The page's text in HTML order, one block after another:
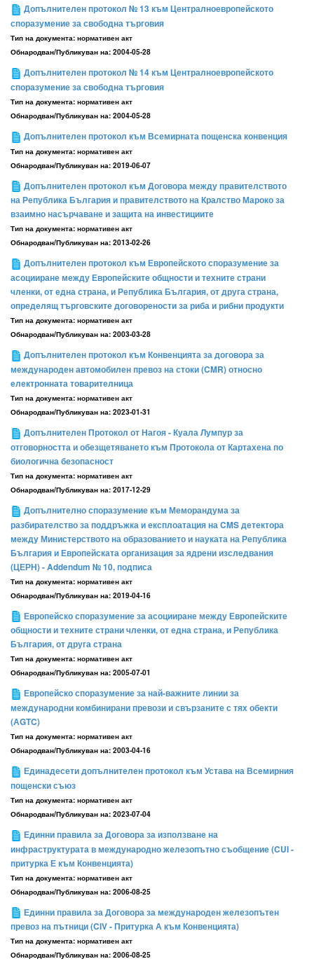
Допълнителен протокол № 13 към Централноевропейското
споразумение за свободна търговия
Тип на документа: нормативен акт
Обнародван/Публикуван на: 2004-05-28
Допълнителен протокол № 14 към Централноевропейското
споразумение за свободна търговия
Тип на документа: нормативен акт
Обнародван/Публикуван на: 2004-05-28
Допълнителен протокол към Всемирната пощенска конвенция
Тип на документа: нормативен акт
Обнародван/Публикуван на: 2019-06-07
Допълнителен протокол към Договора между правителството
на Република България и правителството на Кралство Мароко за
взаимно насърчаване и защита на инвестициите
Тип на документа: нормативен акт
Обнародван/Публикуван на: 2013-02-26
Допълнителен протокол към Европейското споразумение за
асоцииране между Европейските общности и техните страни
членки, от една страна, и Република България, от друга страна,
определящ търговските договорености за риба и рибни продукти
Тип на документа: нормативен акт
Обнародван/Публикуван на: 2003-03-28
Допълнителен протокол към Конвенцията за договора за
международен автомобилен превоз на стоки (CMR) относно
електронната товарителница
Тип на документа: нормативен акт
Обнародван/Публикуван на: 2023-01-31
Допълнителен Протокол от Нагоя - Куала Лумпур за
отговорността и обезщетяването към Протокола от Картахена по
биологична безопасност
Тип на документа: нормативен акт
Обнародван/Публикуван на: 2017-12-29
Допълнително споразумение към Меморандума за
разбирателство за поддръжка и експлоатация на CMS детектора
между Министерството на образованието и науката на Република
България и Европейската организация за ядрени изследвания
(ЦЕРН) - Addendum № 10, подписа
Тип на документа: нормативен акт
Обнародван/Публикуван на: 2019-04-16
Европейско споразумение за асоцииране между Европейските
общности и техните страни членки, от една страна, и Република
България, от друга страна
Тип на документа: нормативен акт
Обнародван/Публикуван на: 2005-07-01
Европейско споразумение за най-важните линии за
международни комбинирани превози и свързаните с тях обекти
(АGТC)
Тип на документа: нормативен акт
Обнародван/Публикуван на: 2003-04-16
Единадесети допълнителен протокол към Устава на Всемирния
пощенски съюз
Тип на документа: нормативен акт
Обнародван/Публикуван на: 2023-07-04
Единни правила за Договора за използване на
инфраструктурата в международно железопътно съобщение (CUI -
притурка Е към Конвенцията)
Тип на документа: нормативен акт
Обнародван/Публикуван на: 2006-08-25
Единни правила за Договора за международен железопътен
превоз на пътници (CIV - Притурка А към Конвенцията)
Тип на документа: нормативен акт
Обнародван/Публикуван на: 2006-08-25